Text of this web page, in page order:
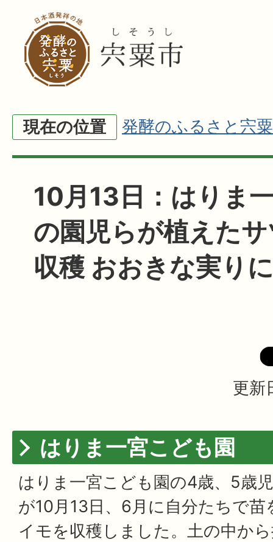
現在の位置 発酵のふるさと宍粟
10月13日：はりま
の園児らが植えた
収穫 おおきな実り
更新
はりま一宮こども園
はりま一宮こども園の4歳、5歳
が10月13日、6月に自分たちで
イモを収穫しました。土の中か